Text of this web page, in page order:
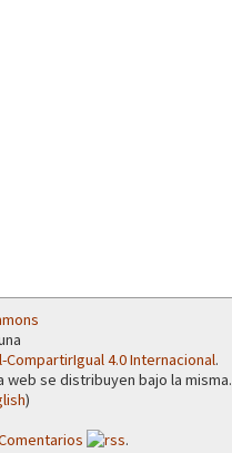
4.0 Internacional.
se distribuyen bajo la misma.
)
.